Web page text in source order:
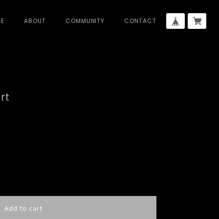
ABOUT COMMUNITY CONTACT
Add to cart